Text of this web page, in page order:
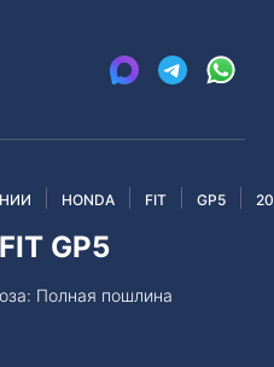
HONDA FIT GP5
GP5
Полная пошлина